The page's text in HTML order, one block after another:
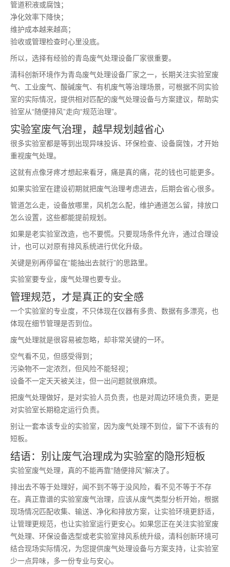
管道积液或腐蚀；
净化效率下降快；
维护成本越来越高；
验收或管理检查时心里没底。
所以，选择有经验的青岛废气处理设备厂家很重要。
清科创新环境作为青岛废气处理设备厂家之一，长期关注实验室废
气、工业废气、酸碱废气、有机废气等治理场景，可根据不同实验
室的实际情况，提供相对匹配的废气处理设备与方案建议，帮助实
验室从“随便排风”走向“规范治理”。
实验室废气治理，越早规划越省心
很多实验室都是等到出现异味投诉、环保检查、设备腐蚀，才开始
重视废气处理。
这就有点像牙疼才想起来看牙，痛是真的痛，花的钱也可能更多。
如果实验室在建设初期就把废气治理考虑进去，后期会省心很多。
管道怎么走，设备放哪里，风机怎么配，维护通道怎么留，排放口
怎么设置，这些都能提前规划。
如果是老实验室改造，也不要慌。只要现场条件允许，通过合理设
计，也可以对原有排风系统进行优化升级。
关键是别再停留在“能抽出去就行”的思路里。
实验室要专业，废气处理也要专业。
管理规范，才是真正的安全感
一个实验室的专业度，不只体现在仪器有多贵、数据有多漂亮，也
体现在细节管理是否到位。
废气处理就是很容易被忽略，却非常关键的一环。
空气看不见，但感受得到；
污染物不一定浓烈，但风险不能轻视；
设备不一定天天被关注，但一出问题就很麻烦。
把废气处理做好，是对实验人员负责，也是对周边环境负责，更是
对实验室长期稳定运行负责。
别让一套本该专业的实验室，因为废气处理不到位，留下不该有的
短板。
结语：别让废气治理成为实验室的隐形短板
实验室废气处理，真的不能再靠“随便排风”解决了。
排出去不等于处理好，闻不到不等于没风险，看不见不等于不存
在。真正靠谱的实验室废气治理，应该从废气类型分析开始，根据
现场情况匹配收集、输送、净化和排放方案，让实验环境更舒适，
让管理更规范，也让实验室运行更安心。如果您正在关注实验室废
气处理、环保设备选型或老实验室排风系统升级，清科创新环境可
结合现场实际情况，为您提供废气处理设备与方案支持，让实验室
少一点异味，多一份专业与安心。